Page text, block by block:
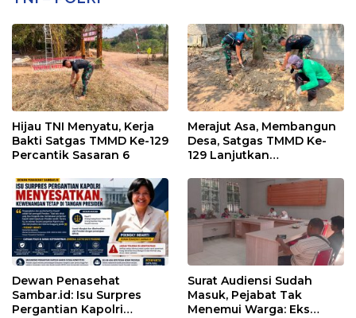
Hijau TNI Menyatu, Kerja
Bakti Satgas TMMD Ke-129
Percantik Sasaran 6
Merajut Asa, Membangun
Desa, Satgas TMMD Ke-
129 Lanjutkan
Dewan Penasehat
Sambar.id: Isu Surpres
Pergantian Kapolri
Surat Audiensi Sudah
Masuk, Pejabat Tak
Menemui Warga: Eks